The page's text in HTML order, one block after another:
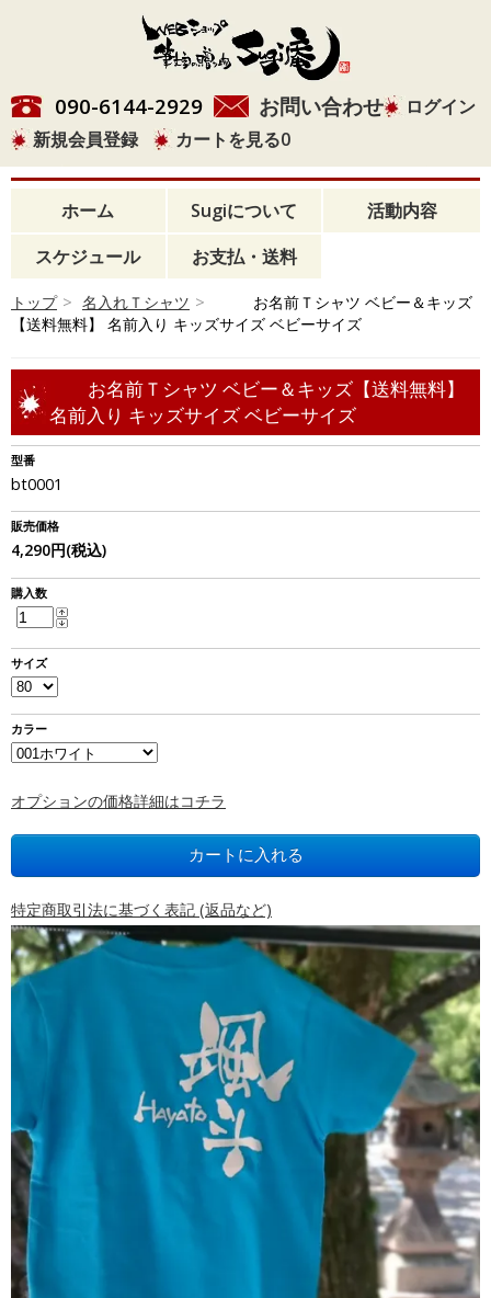
090-6144-2929 お問い合わせ
ログイン
新規会員登録
カートを見る0
ホーム Sugiについて
活動内容
スケジュール
お支払・送料
トップ > 名入れＴシャツ >
お名前Ｔシャツ ベビー＆キッズ
【送料無料】 名前入り キッズサイズ ベビーサイズ
お名前Ｔシャツ ベビー＆キッズ【送料無料】
名前入り キッズサイズ ベビーサイズ
型番
bt0001
販売価格
4,290円(税込)
購入数
サイズ
カラー
オプションの価格詳細はコチラ
特定商取引法に基づく表記 (返品など)